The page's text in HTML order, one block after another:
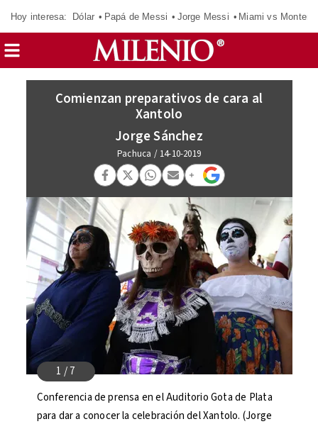
Hoy interesa: Dólar Papá de Messi Jorge Messi Miami vs
Comienzan preparativos de cara al
Xantolo
Jorge Sánchez
Pachuca / 14-10-2019
Conferencia de prensa en el Auditorio Gota de Plata
para dar a conocer la celebración del Xantolo. (Jorge